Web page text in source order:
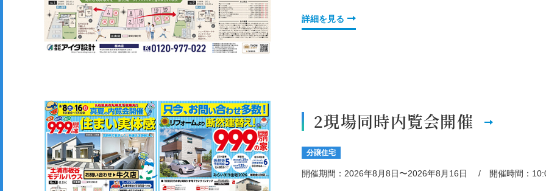
詳細を見る
2現場同時内覧会開催
分譲住宅
開催期間：2026年8月8日〜2026年8月16日 開催時間：